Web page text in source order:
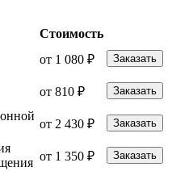
Стоимость
от 1 080 ₽ Заказать
от 810 ₽ Заказать
от 2 430 ₽ Заказать
от 1 350 ₽ Заказать